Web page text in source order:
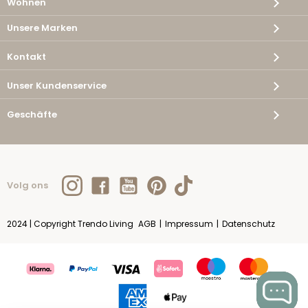
Unsere Marken
Kontakt
Unser Kundenservice
Geschäfte
Volg ons
2024 | Copyright Trendo Living AGB | Impressum | Datenschutz